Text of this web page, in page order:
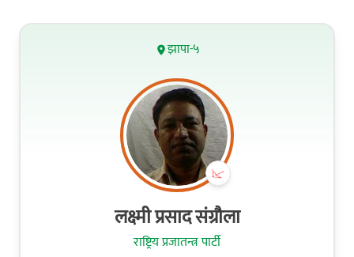
झापा-५
लक्ष्मी प्रसाद संग्रौला
राष्ट्रिय प्रजातन्त्र पार्टी